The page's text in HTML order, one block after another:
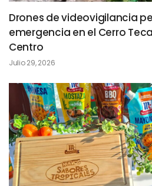
Drones de videovigilancia
emergencia en el Cerro
Centro
Julio 29, 2026